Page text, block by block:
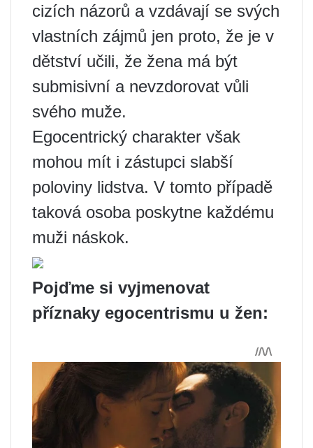
cizích názorů a vzdávají se svých
vlastních zájmů jen proto, že je v
dětství učili, že žena má být
submisivní a nevzdorovat vůli
svého muže.
Egocentrický charakter však
mohou mít i zástupci slabší
poloviny lidstva. V tomto případě
taková osoba poskytne každému
muži náskok.
Pojďme si vyjmenovat
příznaky egocentrismu u žen: